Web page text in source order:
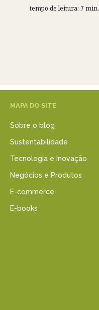
tempo de leitura: 7 min.
MAPA DO SITE
Sobre o blog
Sustentabilidade
Tecnologia e Inovação
Negócios e Produtos
E-commerce
E-books